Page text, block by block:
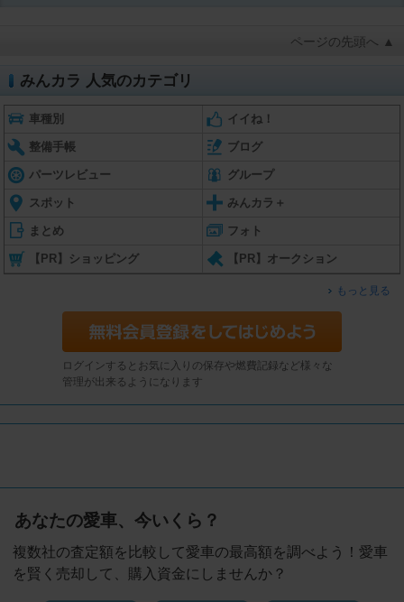
ページの先頭へ ▲
みんカラ 人気のカテゴリ
車種別 イイね！
整備手帳 ブログ
パーツレビュー グループ
スポット みんカラ＋
まとめ フォト
【PR】ショッピング 【PR】オークション
もっと見る
ログインするとお気に入りの保存や燃費記録など様々な
管理が出来るようになります
あなたの愛車、今いくら？
複数社の査定額を比較して愛車の最高額を調べよう！愛車
を賢く売却して、購入資金にしませんか？